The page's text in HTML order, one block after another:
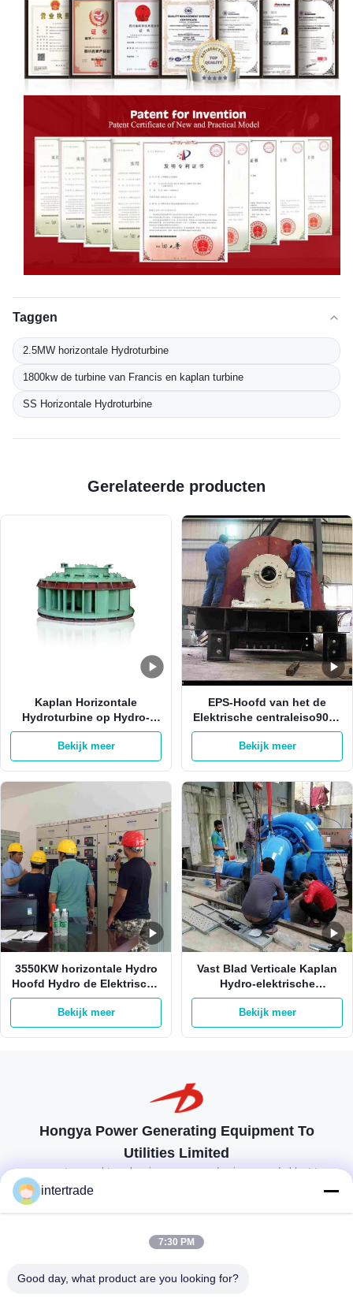
Taggen
2.5MW horizontale Hydroturbine
1800kw de turbine van Francis en kaplan turbine
SS Horizontale Hydroturbine
Gerelateerde producten
Kaplan Horizontale
Hydroturbine op Hydro-
elektrische de Elektrische
centralegenerator HPP van
Gird 1720 kW
Bekijk meer
EPS-Hoofd van het de
Elektrische centraleiso9001
14m Water van de Project
het Hydroturbine
Bekijk meer
3550KW horizontale Hydro
Hoofd Hydro de Elektrische
centralegenerator van het
Turbine Lage Water
Bekijk meer
Vast Blad Verticale Kaplan
Hydro-elektrische
Generator 16m van 100 KW
Waterhoofd
Bekijk meer
Hongya Power Generating Equipment To
Utilities Limited
op maat gemaakte oplossingen om aan de eisen van de klant te
86-28-37561966-8:00
intertrade
7:30 PM
Good day, what product are you looking for?